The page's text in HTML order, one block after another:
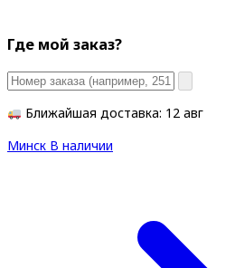
Где мой заказ?
Ближайшая доставка: 12 авг
Минск В наличии